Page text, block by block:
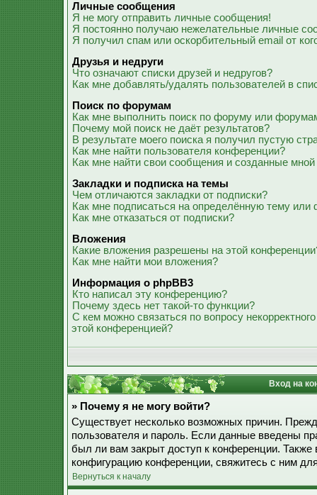
Личные сообщения
Я не могу отправить личные сообщения!
Я постоянно получаю нежелательные личные
Я получил спам или оскорбительный email от
Друзья и недруги
Что означают списки друзей и недругов?
Как мне добавлять/удалять пользователей в
Поиск по форумам
Как мне выполнить поиск по форуму или
Почему мой поиск не даёт результатов?
В результате моего поиска я получил пустую
Как мне найти пользователя конференции?
Как мне найти свои сообщения и созданные
Закладки и подписка на темы
Чем отличаются закладки от подписки?
Как мне подписаться на определённую тему или
Как мне отказаться от подписки?
Вложения
Какие вложения разрешены на этой
Как мне найти мои вложения?
Информация о phpBB3
Кто написал эту конференцию?
Почему здесь нет такой-то функции?
С кем можно связаться по вопросу
этой конференцией?
Вход на
» Почему я не могу войти?
Существует несколько возможных причин.
пользователя и пароль. Если данные введены
был ли вам закрыт доступ к конференции. Также
конфигурацию конференции, свяжитесь с ним
Вернуться к началу